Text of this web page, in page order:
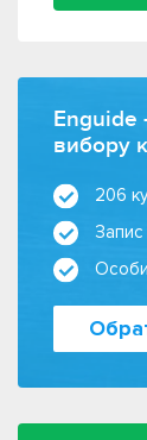
Enguide
вибору
206